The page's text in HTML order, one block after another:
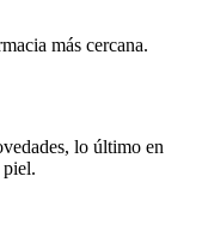
más cercana.
lo último en
piel.